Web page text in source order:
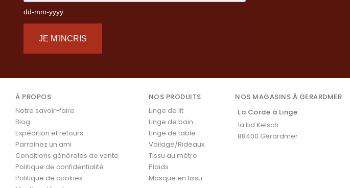
dd-mm-yyyy
JE M'INCRIS
À PROPOS
Notre savoir-faire
Blog
Expédition et retours
Parrainez un ami
Conditions générales de vente
Politique de confidentialité
Politique de cookies
NOS PRODUITS
Linge de lit
Linge de bain
Linge de table
Voilage/Rideaux
Tissu au mètre
Plaids
Masque en tissu
NOS MAGASINS À GERARDMER
La Corde à Linge
1a bd Kelsch
88400 Gérardmer